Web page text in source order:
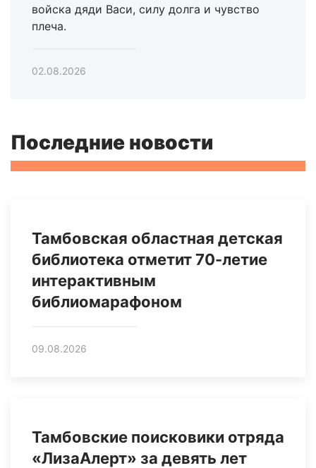
войска дяди Васи, силу долга и чувство
плеча.
02.08.2026
Последние новости
Тамбовская областная детская
библиотека отметит 70-летие
интерактивным
библиомарафоном
09.08.2026
Тамбовские поисковики отряда
«ЛизаАлерт» за девять лет